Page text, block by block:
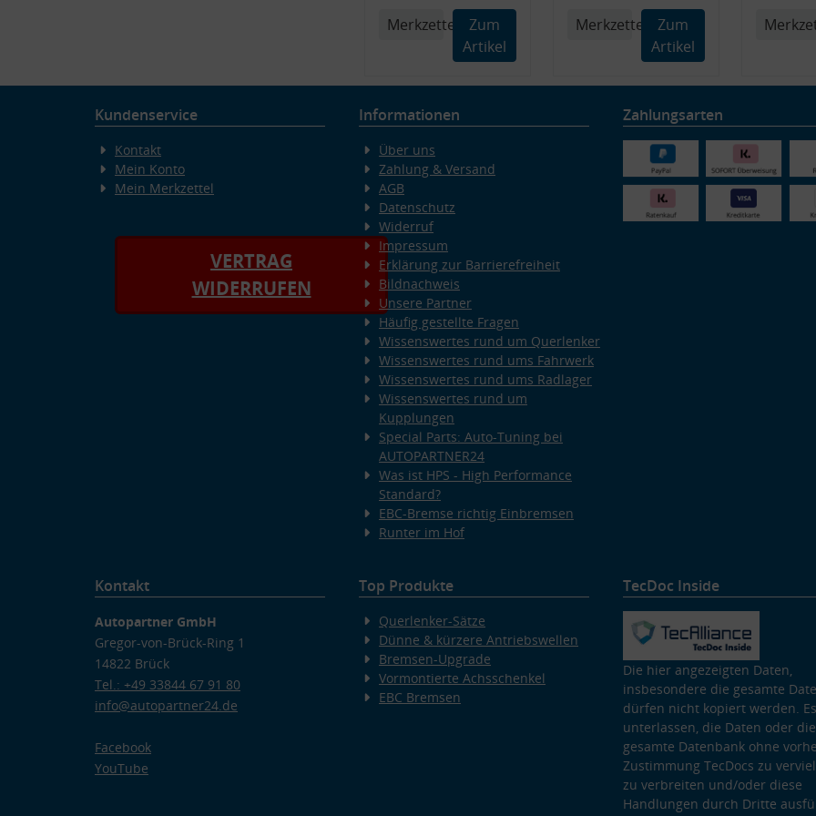
Merkzettel
Zum
Artikel
Merkzettel
Zum
Artikel
Kundenservice
Kontakt
Mein Konto
Mein Merkzettel
VERTRAG
WIDERRUFEN
Informationen
Über uns
Zahlung & Versand
AGB
Datenschutz
Widerruf
Impressum
Erklärung zur Barrierefreiheit
Bildnachweis
Unsere Partner
Häufig gestellte Fragen
Wissenswertes rund um Querlenker
Wissenswertes rund ums Fahrwerk
Wissenswertes rund ums Radlager
Wissenswertes rund um
Kupplungen
Special Parts: Auto-Tuning bei
AUTOPARTNER24
Was ist HPS - High Performance
Standard?
EBC-Bremse richtig Einbremsen
Runter im Hof
Zahlungsarten
Kontakt
Autopartner GmbH
Gregor-von-Brück-Ring 1
14822 Brück
Tel.: +49 33844 67 91 80
info@autopartner24.de
Facebook
YouTube
Top Produkte
Querlenker-Sätze
Dünne & kürzere Antriebswellen
Bremsen-Upgrade
Vormontierte Achsschenkel
EBC Bremsen
TecDoc Inside
Die hier angezeigten Daten,
insbesondere die gesamte
dürfen nicht kopiert werden.
unterlassen, die Daten oder die
gesamte Datenbank ohne
Zustimmung TecDocs zu
zu verbreiten und/oder diese
Handlungen durch Dritte